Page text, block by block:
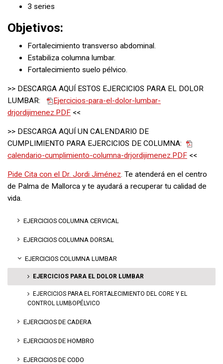
EJERCICIOS COLUMNA CERVICAL
EJERCICIOS COLUMNA DORSAL
EJERCICIOS COLUMNA LUMBAR
EJERCICIOS PARA EL DOLOR LUMBAR
EJERCICIOS PARA EL FORTALECIMIENTO DEL CORE Y EL
CONTROL LUMBOPÉLVICO
EJERCICIOS DE CADERA
EJERCICIOS DE HOMBRO
EJERCICIOS DE CODO
3 series
Objetivos:
Fortalecimiento transverso abdominal.
Estabiliza columna lumbar.
Fortalecimiento suelo pélvico.
>> DESCARGA AQUÍ ESTOS EJERCICIOS PARA EL DOLOR
LUMBAR:
Ejercicios-para-el-dolor-lumbar-
drjordijimenez.PDF <<
>> DESCARGA AQUÍ UN CALENDARIO DE
CUMPLIMIENTO PARA EJERCICIOS DE COLUMNA:
calendario-cumplimiento-columna-drjordijimenez.PDF <<
Pide Cita con el Dr. Jordi Jiménez. Te atenderá en el centro
de Palma de Mallorca y te ayudará a recuperar tu calidad de
vida.